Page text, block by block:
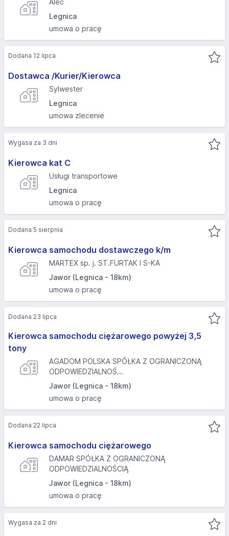
Alec
Legnica
umowa o pracę
Dostawca /Kurier/Kierowca
Sylwester
Legnica
umowa zlecenie
Dodana 12 lipca
Kierowca kat C
Usługi transportowe
Legnica
umowa o pracę
Wygasa za 3 dni
Kierowca samochodu dostawczego k/m
MARTEX sp. j. ST.FURTAK I S-KA
Jawor (Legnica - 18km)
umowa o pracę
Dodana 5 sierpnia
Kierowca samochodu ciężarowego powyżej 3,5
tony
AGADOM POLSKA SPÓŁKA Z OGRANICZONĄ
ODPOWIEDZIALNOŚ...
Jawor (Legnica - 18km)
umowa o pracę
Dodana 23 lipca
Kierowca samochodu ciężarowego
DAMAR SPÓŁKA Z OGRANICZONĄ
ODPOWIEDZIALNOŚCIĄ
Jawor (Legnica - 18km)
umowa o pracę
Dodana 22 lipca
Wygasa za 2 dni